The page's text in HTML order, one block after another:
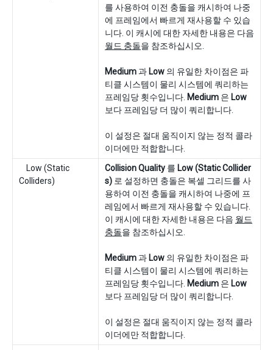
를 사용하여 이전 충돌을 캐시하여 나중
에 프레임에서 빠르게 재사용할 수 있습
니다. 이 캐시에 대한 자세한 내용은 다음
월드 충돌을 참조하십시오.
Medium과 Low 의 유일한 차이점은 파
티클 시스템이 물리 시스템에 쿼리하는
프레임당 횟수입니다. Medium 은 Low
보다 프레임당 더 많이 쿼리합니다.
이 설정은 절대 움직이지 않는 정적 콜라
이더에만 적합합니다.
Low (Static
Colliders)
Collision Quality 를 Low (Static Collider
s) 로 설정하면 충돌은 복셀 그리드를 사
용하여 이전 충돌을 캐시하여 나중에 프
레임에서 빠르게 재사용할 수 있습니다.
이 캐시에 대한 자세한 내용은 다음 월드
충돌을 참조하십시오.
Medium과 Low 의 유일한 차이점은 파
티클 시스템이 물리 시스템에 쿼리하는
프레임당 횟수입니다. Medium 은 Low
보다 프레임당 더 많이 쿼리합니다.
이 설정은 절대 움직이지 않는 정적 콜라
이더에만 적합합니다.